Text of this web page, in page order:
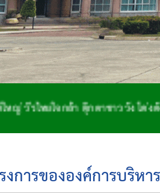
ยใจกล้า ตุ๊กตาชาววัง โด่งดังจักสา
การขององค์การบริห